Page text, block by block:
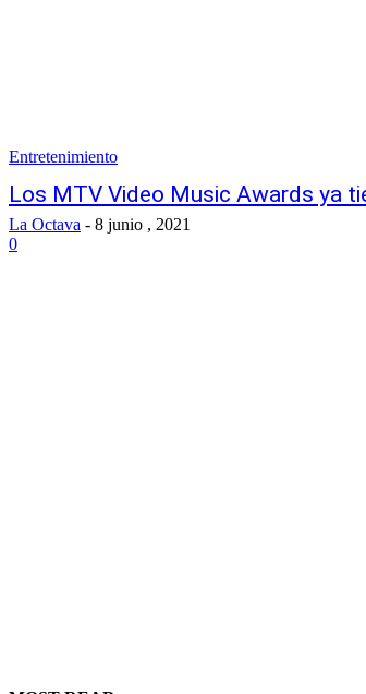
Entretenimiento
Los MTV Video Music Awards ya
La Octava - 8 junio , 2021
0